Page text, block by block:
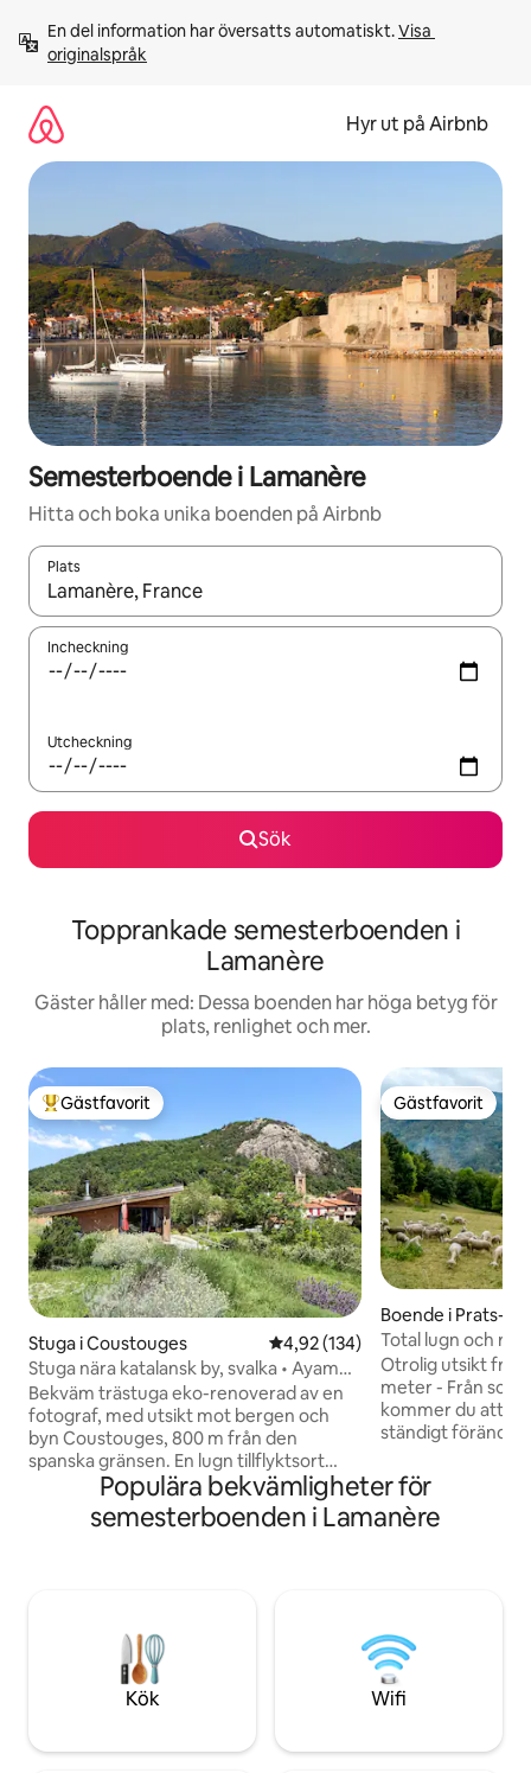
innehåll
En del information har översatts automatiskt. Visa
originalspråk
Hyr ut på Airbnb
Semesterboende i Lamanère
Hitta och boka unika boenden på Airbnb
Plats
När resultaten är tillgängliga kan du navigera med upp- och
Incheckning
Utcheckning
Sök
Topprankade semesterboenden i
Lamanère
Gäster håller med: Dessa boenden har höga betyg för
plats, renlighet och mer.
Populär gästfavorit
Gästfavorit
Stuga i Coustouges 4,92 av 5 i genomsnittligt
4,92 (134)
Stuga nära katalansk by, svalka • Ayam
Home
Bekväm trästuga eko-renoverad av en
fotograf, med utsikt mot bergen och
byn Coustouges, 800 m från den
spanska gränsen. En lugn tillflyktsort
mellan orörd natur och en typisk by,
perfekt för en romantisk semester,
distansarbete eller ett uppehåll på
sängkläder i 100 % naturlig latex. Enkel
tillgång, parkering på tomten, byn 2
minuters promenad bort. Extra
utdragssäng: 30 €. Sakta ner,
Gästfavorit
Gästfavorit
Boende i Prats-
Preste
Total lugn och ro
Otrolig utsikt från
meter - Från
kommer du att
ständigt
stora terrass .
dagarna bara går
fåglarna som
och ljusa rum.
din vistelse.
Populära bekvämligheter för
semesterboenden i Lamanère
Kök Wifi